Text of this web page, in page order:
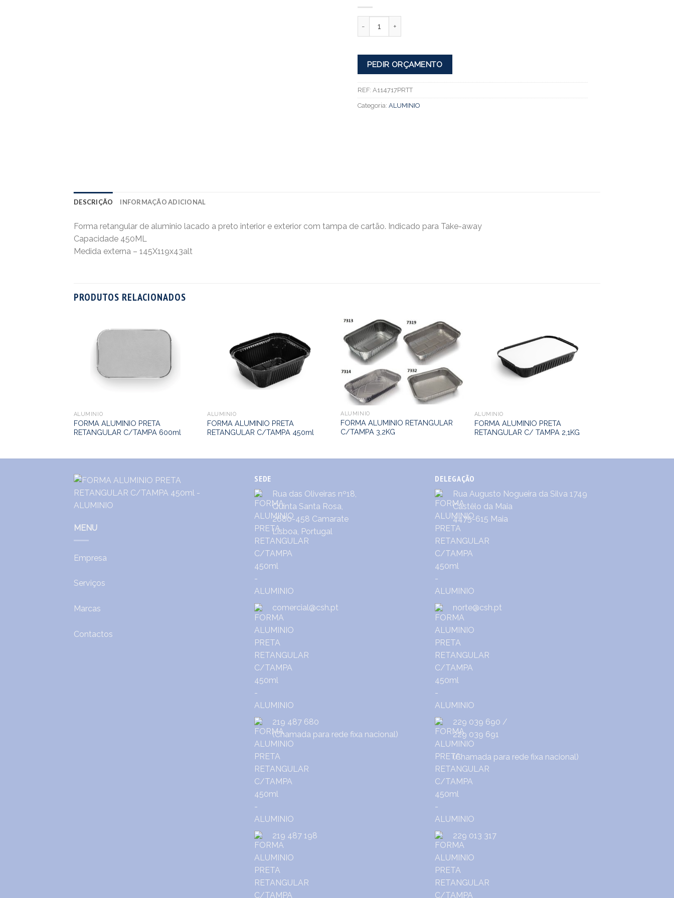
PEDIR ORÇAMENTO
REF: A114717PRTT
Categoria: ALUMINIO
DESCRIÇÃO INFORMAÇÃO ADICIONAL
Forma retangular de aluminio lacado a preto interior e exterior com tampa de cartão. Indicado para Take-away
Capacidade 450ML
Medida externa – 145X119x43alt
PRODUTOS RELACIONADOS
ALUMINIO
FORMA ALUMINIO PRETA
RETANGULAR C/TAMPA 600ml
ALUMINIO
FORMA ALUMINIO PRETA
RETANGULAR C/TAMPA 450ml
ALUMINIO
FORMA ALUMINIO RETANGULAR
C/TAMPA 3,2KG
ALUMINIO
FORMA ALUMINIO PRETA
RETANGULAR C/ TAMPA 2,1KG
MENU
Empresa
Serviços
Marcas
Contactos
SEDE
Rua das Oliveiras nº18,
Quinta Santa Rosa,
2680-458 Camarate
Lisboa, Portugal
comercial@csh.pt
219 487 680
(Chamada para rede fixa nacional)
219 487 198
DELEGAÇÃO
Rua Augusto Nogueira da Silva 1749
Castêlo da Maia
4475-615 Maia
norte@csh.pt
229 039 690 /
229 039 691
(Chamada para rede fixa nacional)
229 013 317